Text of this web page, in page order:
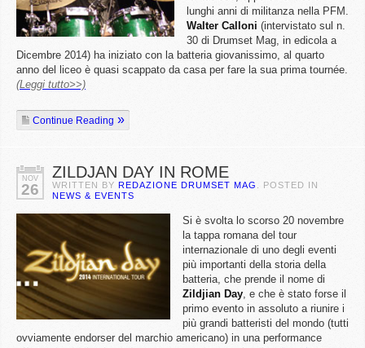
lunghi anni di militanza nella PFM.
Walter Calloni (intervistato sul n.
30 di Drumset Mag, in edicola a
Dicembre 2014) ha iniziato con la batteria giovanissimo, al quarto
anno del liceo è quasi scappato da casa per fare la sua prima tournée.
(Leggi tutto>>)
Continue Reading
NOV
26
ZILDJAN DAY IN ROME
WRITTEN BY REDAZIONE DRUMSET MAG
. POSTED IN
NEWS & EVENTS
Si è svolta lo scorso 20 novembre
la tappa romana del tour
internazionale di uno degli eventi
più importanti della storia della
batteria, che prende il nome di
Zildjian Day, e che è stato forse il
primo evento in assoluto a riunire i
più grandi batteristi del mondo (tutti
ovviamente endorser del marchio americano) in una performance